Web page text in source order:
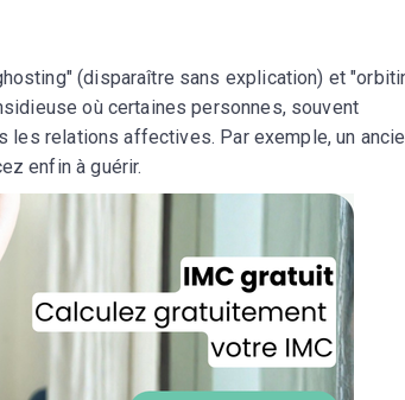
(disparaître sans explication) et
où certaines personnes, souvent
relations affectives. Par exemple, un
enfin à guérir.Recevez gratuitement
recettes inédites de
Ainsi que la newsletter